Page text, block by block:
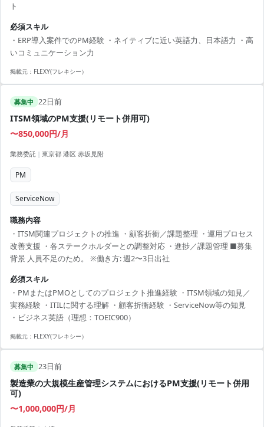
ト
必須スキル
・ERP導入案件でのPM経験 ・ネイティブに近い英語力、日本語力 ・高
いコミュニケーション力
掲載元： FLEXY(フレキシー）
募集中 22日前
ITSM領域のPM支援(リモート併用可)
〜850,000円/月
業務委託 | 東京都 港区 赤坂見附
PM
ServiceNow
職務内容
・ITSM関連プロジェクトの推進 ・顧客折衝／課題整理 ・運用プロセス
改善支援 ・各ステークホルダーとの調整対応 ・進捗／課題管理 ■募集
背景 人員不足のため。 ※働き方: 週2〜3日出社
必須スキル
・PMまたはPMOとしてのプロジェクト推進経験 ・ITSM領域の知見／
実務経験 ・ITILに関する理解 ・顧客折衝経験 ・ServiceNow等の知見
・ビジネス英語（理想：TOEIC900）
掲載元： FLEXY(フレキシー）
募集中 23日前
製造業の大規模生産管理システムにおけるPM支援(リモート併用
可)
〜1,000,000円/月